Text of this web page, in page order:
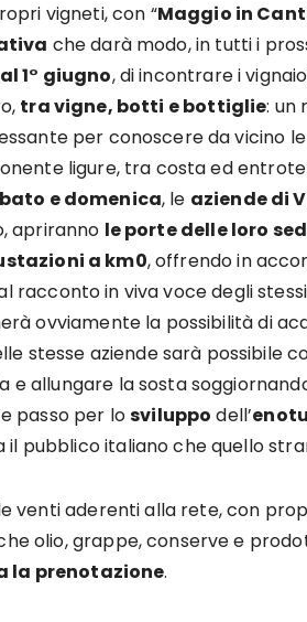
vigneti, con “Maggio in
che darà modo, in tutti i
1° giugno, di incontrare i
tra vigne, botti e bottiglie: un
per conoscere da vicino
ligure, tra costa ed
e domenica, le aziende di
apriranno le porte delle loro
a km0, offrendo in
racconto in viva voce degli
ovviamente la possibilità di
stesse aziende sarà possibile
e allungare la sosta
passo per losviluppo dell’
pubblico italiano che quello
venti aderenti alla rete, con
olio, grappe, conserve e
la prenotazione.